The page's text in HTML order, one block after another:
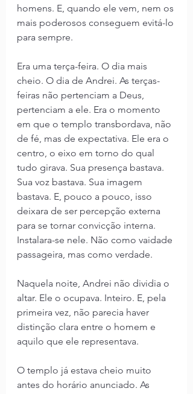
homens. E, quando ele vem, nem os
mais poderosos conseguem evitá-lo
para sempre.
Era uma terça-feira. O dia mais
cheio. O dia de Andrei. As terças-
feiras não pertenciam a Deus,
pertenciam a ele. Era o momento
em que o templo transbordava, não
de fé, mas de expectativa. Ele era o
centro, o eixo em torno do qual
tudo girava. Sua presença bastava.
Sua voz bastava. Sua imagem
bastava. E, pouco a pouco, isso
deixara de ser percepção externa
para se tornar convicção interna.
Instalara-se nele. Não como vaidade
passageira, mas como verdade.
Naquela noite, Andrei não dividia o
altar. Ele o ocupava. Inteiro. E, pela
primeira vez, não parecia haver
distinção clara entre o homem e
aquilo que ele representava.
O templo já estava cheio muito
antes do horário anunciado. As